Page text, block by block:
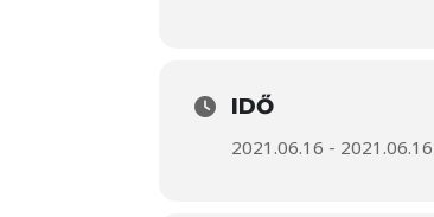
IDŐ
2021.06.16 - 2021.06.16